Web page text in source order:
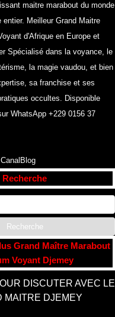
maitre marabout du monde
entier. Meilleur Grand Maitre
d'Afrique en Europe et
Spécialisé dans la voyance, le
la magie vaudou, et bien
sa franchise et ses
occultes. Disponible
WhatsApp +229 0156 37
Recherche
Grand Maître Marabout
Voyant Djemey
DISCUTER AVEC LE
MAITRE DJEMEY